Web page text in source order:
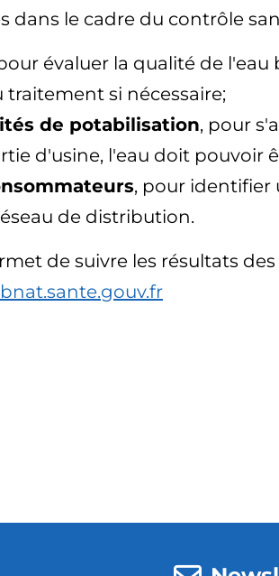
dans le cadre du contrôle
évaluer la qualité de
si nécessaire;
de potabilisation, pour
d'usine, l'eau doit pouvoir
, pour identifier
de distribution.
de suivre les résultats